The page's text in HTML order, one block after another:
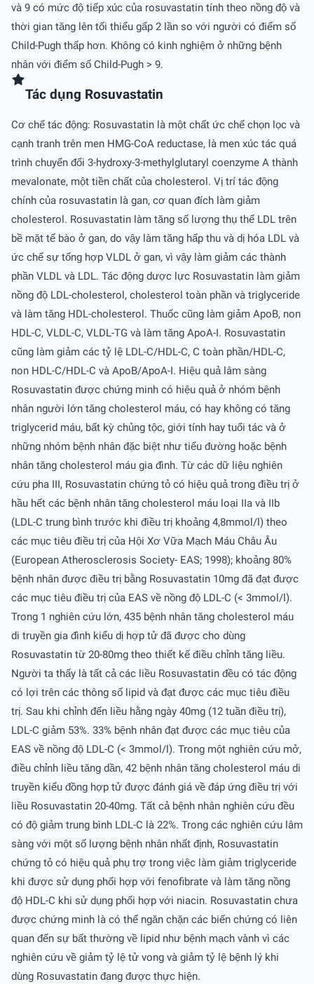
và 9 có mức độ tiếp xúc của rosuvastatin tính theo nồng độ và
thời gian tăng lên tối thiểu gấp 2 lần so với người có điểm số
Child-Pugh thấp hơn. Không có kinh nghiệm ở những bệnh
nhân với điểm số Child-Pugh > 9.
Tác dụng Rosuvastatin
Cơ chế tác động: Rosuvastatin là một chất ức chế chọn lọc và
cạnh tranh trên men HMG-CoA reductase, là men xúc tác quá
trình chuyển đổi 3-hydroxy-3-methylglutaryl coenzyme A thành
mevalonate, một tiền chất của cholesterol. Vị trí tác động
chính của rosuvastatin là gan, cơ quan đích làm giảm
cholesterol. Rosuvastatin làm tăng số lượng thụ thể LDL trên
bề mặt tế bào ở gan, do vậy làm tăng hấp thu và dị hóa LDL và
ức chế sự tổng hợp VLDL ở gan, vì vậy làm giảm các thành
phần VLDL và LDL. Tác động dược lực Rosuvastatin làm giảm
nồng độ LDL-cholesterol, cholesterol toàn phần và triglyceride
và làm tăng HDL-cholesterol. Thuốc cũng làm giảm ApoB, non
HDL-C, VLDL-C, VLDL-TG và làm tăng ApoA-I. Rosuvastatin
cũng làm giảm các tỷ lệ LDL-C/HDL-C, C toàn phần/HDL-C,
non HDL-C/HDL-C và ApoB/ApoA-I. Hiệu quả lâm sàng
Rosuvastatin được chứng minh có hiệu quả ở nhóm bệnh
nhân người lớn tăng cholesterol máu, có hay không có tăng
triglycerid máu, bất kỳ chủng tộc, giới tính hay tuổi tác và ở
những nhóm bệnh nhân đặc biệt như tiểu đường hoặc bệnh
nhân tăng cholesterol máu gia đình. Từ các dữ liệu nghiên
cứu pha III, Rosuvastatin chứng tỏ có hiệu quả trong điều trị ở
hầu hết các bệnh nhân tăng cholesterol máu loại IIa và IIb
(LDL-C trung bình trước khi điều trị khoảng 4,8mmol/l) theo
các mục tiêu điều trị của Hội Xơ Vữa Mạch Máu Châu Âu
(European Atherosclerosis Society- EAS; 1998); khoảng 80%
bệnh nhân được điều trị bằng Rosuvastatin 10mg đã đạt được
các mục tiêu điều trị của EAS về nồng độ LDL-C (< 3mmol/l).
Trong 1 nghiên cứu lớn, 435 bệnh nhân tăng cholesterol máu
di truyền gia đình kiểu dị hợp tử đã được cho dùng
Rosuvastatin từ 20-80mg theo thiết kế điều chỉnh tăng liều.
Người ta thấy là tất cả các liều Rosuvastatin đều có tác động
có lợi trên các thông số lipid và đạt được các mục tiêu điều
trị. Sau khi chỉnh đến liều hằng ngày 40mg (12 tuần điều trị),
LDL-C giảm 53%. 33% bệnh nhân đạt được các mục tiêu của
EAS về nồng độ LDL-C (< 3mmol/l). Trong một nghiên cứu mở,
điều chỉnh liều tăng dần, 42 bệnh nhân tăng cholesterol máu di
truyền kiểu đồng hợp tử được đánh giá về đáp ứng điều trị với
liều Rosuvastatin 20-40mg. Tất cả bệnh nhân nghiên cứu đều
có độ giảm trung bình LDL-C là 22%. Trong các nghiên cứu lâm
sàng với một số lượng bệnh nhân nhất định, Rosuvastatin
chứng tỏ có hiệu quả phụ trợ trong việc làm giảm triglyceride
khi được sử dụng phối hợp với fenofibrate và làm tăng nồng
độ HDL-C khi sử dụng phối hợp với niacin. Rosuvastatin chưa
được chứng minh là có thể ngăn chặn các biến chứng có liên
quan đến sự bất thường về lipid như bệnh mạch vành vì các
nghiên cứu về giảm tỷ lệ tử vong và giảm tỷ lệ bệnh lý khi
dùng Rosuvastatin đang được thực hiện.